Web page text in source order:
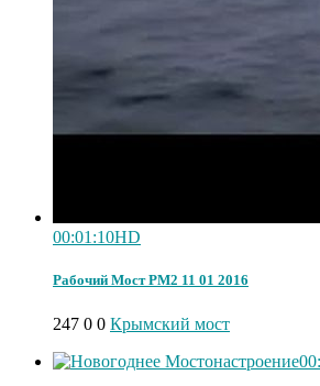
00:01:10HD
Рабочий Мост РМ2 11 01 2016
247 0 0 Крымский мост